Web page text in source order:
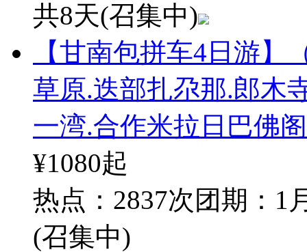
共8天(召集中)
【甘南包拼车4日游】
草原.迭部扎尕那.郎木
一湾.合作米拉日巴佛阁
¥1080起
热点：2837次 团期：1
(召集中)